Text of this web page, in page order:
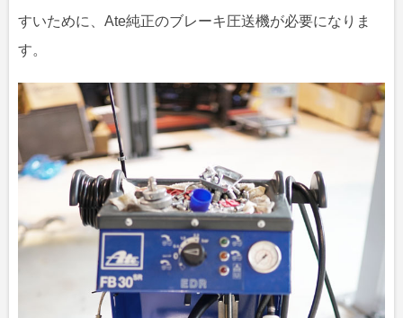
すいために、Ate純正のブレーキ圧送機が必要になりま
す。